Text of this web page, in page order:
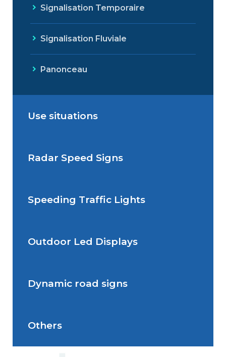
Signalisation Temporaire
Signalisation Fluviale
Panonceau
Use situations
Situations de signalisation
Situations de signalisation
Radar Speed Signs
Radar Speed Sign
Speeding Traffic Lights
Speeding Traffic Light
Outdoor Led Displays
Outdoor Led Display
Dynamic road signs
Dynamic road signs
Others